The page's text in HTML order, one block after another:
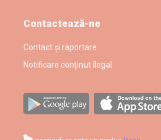
Contactează-ne
Contact și raportare
Notificare conținut ilegal